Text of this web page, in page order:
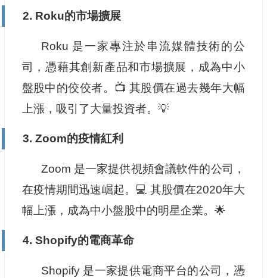
2. Roku的市場擴展
Roku 是一家專注於串流媒體技術的公
司，憑藉其創新產品和市場擴展，成為中小
盤股中的佼佼者。📺 其股價在過去幾年大幅
上漲，吸引了大量投資者。💡
3. Zoom的疫情紅利
Zoom 是一家提供視頻會議軟件的公司，
在疫情期間迅速崛起。💻 其股價在2020年大
幅上漲，成為中小盤股中的明星企業。🌟
4. Shopify的電商革命
Shopify 是一家提供電商平台的公司，憑